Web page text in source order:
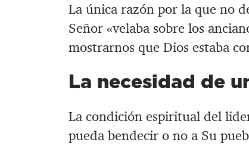
La única razón por la que no
Señor «velaba sobre los
mostrarnos que Dios estaba
La necesidad de
La condición espiritual del
pueda bendecir o no a Su